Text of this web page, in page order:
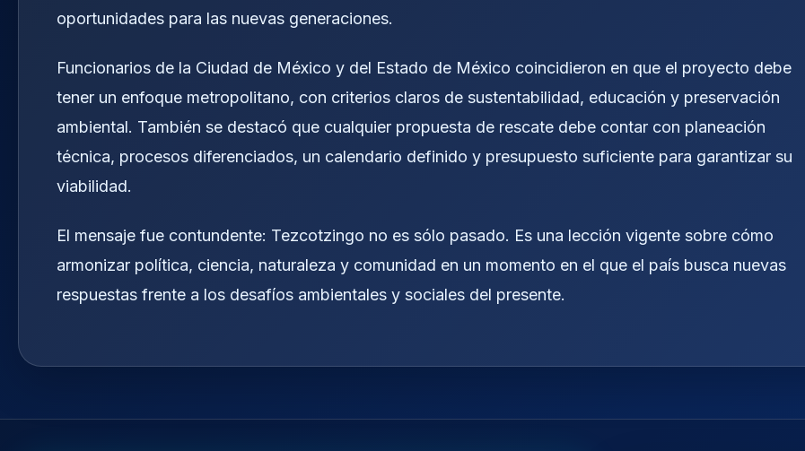
oportunidades para las nuevas generaciones.
Funcionarios de la Ciudad de México y del Estado de México coincidieron en que el proyecto debe
tener un enfoque metropolitano, con criterios claros de sustentabilidad, educación y preservación
ambiental. También se destacó que cualquier propuesta de rescate debe contar con planeación
técnica, procesos diferenciados, un calendario definido y presupuesto suficiente para garantizar su
viabilidad.
El mensaje fue contundente: Tezcotzingo no es sólo pasado. Es una lección vigente sobre cómo
armonizar política, ciencia, naturaleza y comunidad en un momento en el que el país busca nuevas
respuestas frente a los desafíos ambientales y sociales del presente.